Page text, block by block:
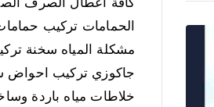
الحمامات تركيب
مشكلة المياه سخنة
جاكوزي تركيب احواض
خلاطات مياه باردة